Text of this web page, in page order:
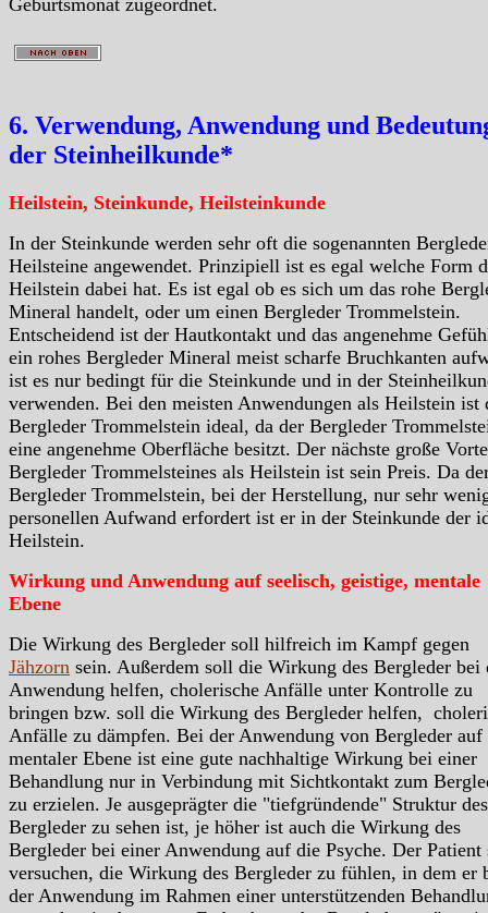
Geburtsmonat zugeordnet.
6. Verwendung, Anwendung und
der Steinheilkunde*
Heilstein, Steinkunde, Heilsteinkunde
In der Steinkunde werden sehr oft die sogenannten
Heilsteine angewendet. Prinzipiell ist es egal welche Form
Heilstein dabei hat. Es ist egal ob es sich um das rohe
Mineral handelt, oder um einen Bergleder Trommelstein.
Entscheidend ist der Hautkontakt und das angenehme
ein rohes Bergleder Mineral meist scharfe Bruchkanten
ist es nur bedingt für die Steinkunde und in der
verwenden. Bei den meisten Anwendungen als Heilstein ist
Bergleder Trommelstein ideal, da der Bergleder
eine angenehme Oberfläche besitzt. Der nächste große
Bergleder Trommelsteines als Heilstein ist sein Preis. Da
Bergleder Trommelstein, bei der Herstellung, nur sehr
personellen Aufwand erfordert ist er in der Steinkunde der
Heilstein.
Wirkung und Anwendung auf seelisch, geistige, mentale
Ebene
Die Wirkung des Bergleder soll hilfreich im Kampf gegen
Jähzorn sein. Außerdem soll die Wirkung des Bergleder bei
Anwendung helfen, cholerische Anfälle unter Kontrolle zu
bringen bzw. soll die Wirkung des Bergleder helfen,
Anfälle zu dämpfen. Bei der Anwendung von Bergleder auf
mentaler Ebene ist eine gute nachhaltige Wirkung bei einer
Behandlung nur in Verbindung mit Sichtkontakt zum
zu erzielen. Je ausgeprägter die "tiefgründende" Struktur des
Bergleder zu sehen ist, je höher ist auch die Wirkung des
Bergleder bei einer Anwendung auf die Psyche. Der Patient
versuchen, die Wirkung des Bergleder zu fühlen, in dem er
der Anwendung im Rahmen einer unterstützenden